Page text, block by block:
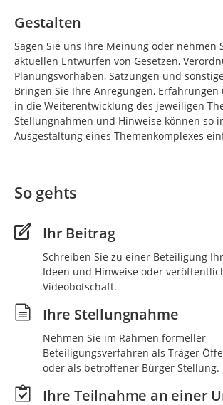
Gestalten
Sagen Sie uns Ihre Meinung oder nehmen
aktuellen Entwürfen von Gesetzen,
Planungsvorhaben, Satzungen und
Bringen Sie Ihre Anregungen,
in die Weiterentwicklung des jeweiligen
Stellungnahmen und Hinweise können so
Ausgestaltung eines Themenkomplexes
So gehts
Ihr Beitrag
Schreiben Sie zu einer Beteiligung
Ideen und Hinweise oder
Videobotschaft.
Ihre Stellungnahme
Nehmen Sie im Rahmen formeller
Beteiligungsverfahren als Träger
oder als betroffener Bürger Stellung.
Ihre Teilnahme an einer